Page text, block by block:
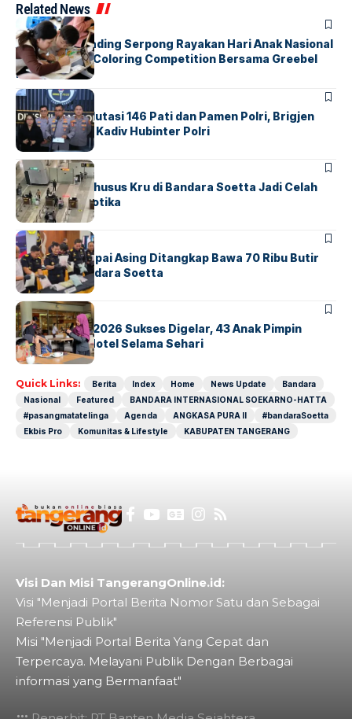
Related News
BERITAINDEX
Atria Hotel Gading Serpong Rayakan Hari Anak Nasional
Lewat Family Coloring Competition Bersama Greebel
Indonesia
BERITA
Mabes Polri Mutasi 146 Pati dan Pamen Polri, Brigjen
Untung Jabat Kadiv Hubinter Polri
BANDARABERITA
Ketika Jalur Khusus Kru di Bandara Soetta Jadi Celah
Sindikat Narkotika
BANDARA BERITA
Kopilot Maskapai Asing Ditangkap Bawa 70 Ribu Butir
Ekstasi di Bandara Soetta
BERITAINDEX
GM For A Day 2026 Sukses Digelar, 43 Anak Pimpin
Operasional Hotel Selama Sehari
Quick Links: Berita Index Home News Update
Bandara
Nasional
Featured
BANDARA INTERNASIONAL SOEKARNO-HATTA
#pasangmatatelinga
Agenda ANGKASA PURA II
#bandaraSoetta
Ekbis Pro
Komunitas & Lifestyle KABUPATEN TANGERANG
Visi Dan Misi TangerangOnline.id:
Visi "Menjadi Portal Berita Nomor Satu dan Sebagai
Referensi Publik"
Misi "Menjadi Portal Berita Yang Cepat dan
Terpercaya. Melayani Publik Dengan Berbagai
informasi yang Bermanfaat"